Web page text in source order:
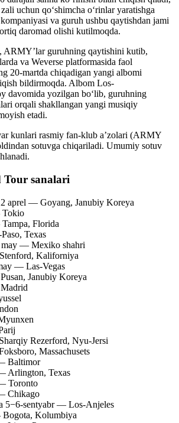
uchun qo‘shimcha o‘rinlar yaratishga
va guruh ushbu qaytishdan jami
daromad olishi kutilmoqda.
ARMY’lar guruhning qaytishini kutib,
va Weverse platformasida faol
20-martda chiqadigan yangi albomi
bildirmoqda. Albom Los-
davomida yozilgan bo‘lib, guruhning
orqali shakllangan yangi musiqiy
etadi.
kunlari rasmiy fan-klub a’zolari (ARMY
sotuvga chiqariladi. Umumiy sotuv
Tour sanalari
aprel — Goyang, Janubiy Koreya
Florida
Texas
may — Mexiko shahri
Kaliforniya
— Las-Vegas
Janubiy Koreya
Rezerford, Nyu-Jersi
Massachusets
Baltimor
Arlington, Texas
Toronto
Chikago
5−6-sentyabr — Los-Anjeles
Kolumbiya